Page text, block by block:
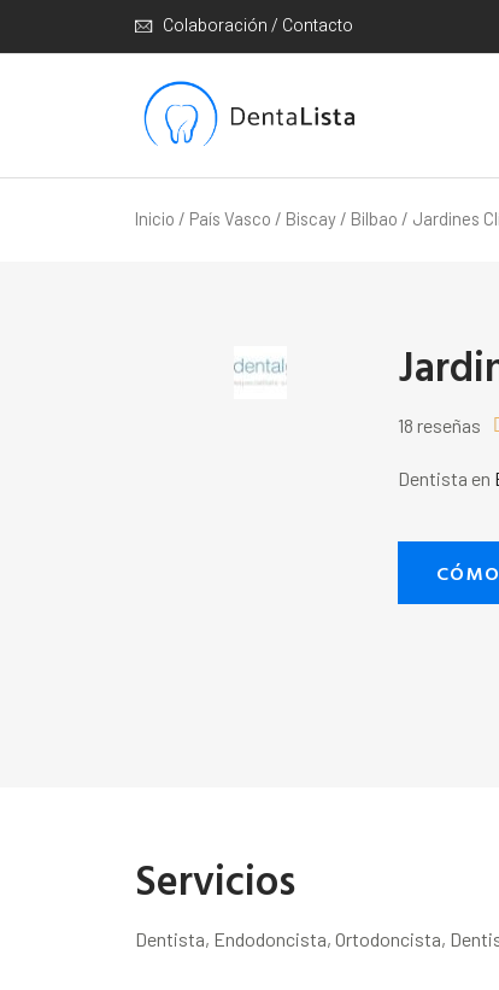
Colaboración / Contacto
Inicio / País Vasco / Biscay / Bilbao / Jardines
18 reseñas
Dentista en
Servicios
Dentista, Endodoncista, Ortodoncista,